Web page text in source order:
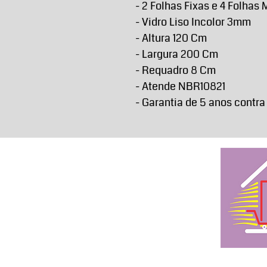
- 2 Folhas Fixas e 4 Folhas
- Vidro Liso Incolor 3mm
- Altura 120 Cm
- Largura 200 Cm
- Requadro 8 Cm
- Atende NBR10821
- Garantia de 5 anos